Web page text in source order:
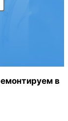
в